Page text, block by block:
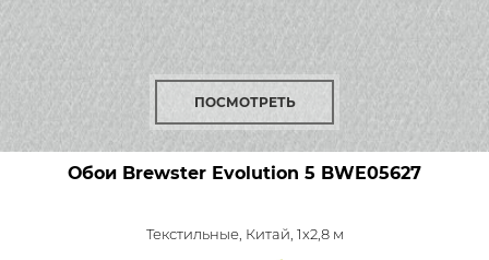
ПОСМОТРЕТЬ
Обои Brewster Evolution 5 BWE05627
Текстильные, Китай, 1x2,8 м